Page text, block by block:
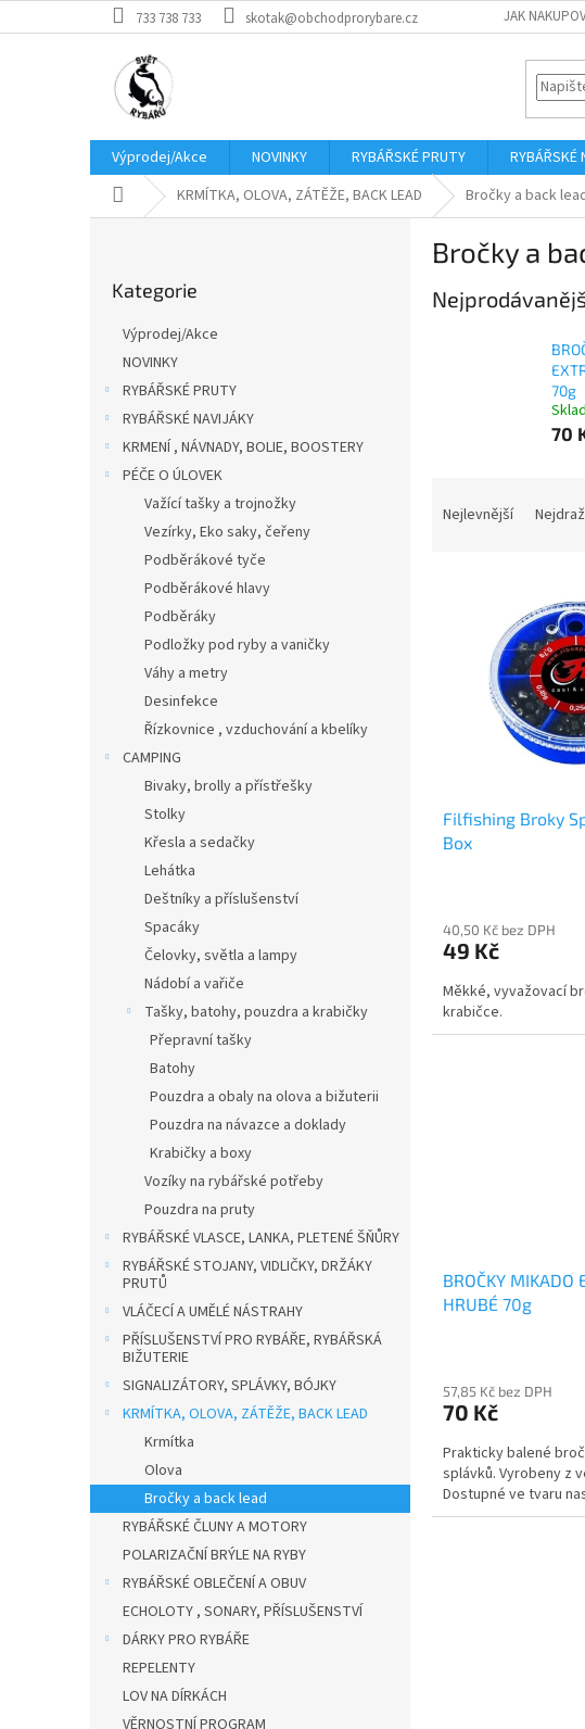
na
733 738 733 skotak@obchodprorybare.cz JAK
Výprodej/Akce NOVINKY RYBÁŘSKÉ PRUTY RYBÁŘSKÉ
Domů KRMÍTKA, OLOVA, ZÁTĚŽE, BACK LEAD Bročky a back
kategorie
Kategorie
Výprodej/Akce
NOVINKY
RYBÁŘSKÉ PRUTY
RYBÁŘSKÉ NAVIJÁKY
KRMENÍ , NÁVNADY, BOLIE, BOOSTERY
PÉČE O ÚLOVEK
Važící tašky a trojnožky
Vezírky, Eko saky, čeřeny
Podběrákové tyče
Podběrákové hlavy
Podběráky
Podložky pod ryby a vaničky
Váhy a metry
Desinfekce
Řízkovnice , vzduchování a kbelíky
CAMPING
Bivaky, brolly a přístřešky
Stolky
Křesla a sedačky
Lehátka
Deštníky a příslušenství
Spacáky
Čelovky, světla a lampy
Nádobí a vařiče
Tašky, batohy, pouzdra a krabičky
Přepravní tašky
Batohy
Pouzdra a obaly na olova a bižuterii
Pouzdra na návazce a doklady
Krabičky a boxy
Vozíky na rybářské potřeby
Pouzdra na pruty
RYBÁŘSKÉ VLASCE, LANKA, PLETENÉ ŠŇŮRY
RYBÁŘSKÉ STOJANY, VIDLIČKY, DRŽÁKY
PRUTŮ
VLÁČECÍ A UMĚLÉ NÁSTRAHY
PŘÍSLUŠENSTVÍ PRO RYBÁŘE, RYBÁŘSKÁ
BIŽUTERIE
SIGNALIZÁTORY, SPLÁVKY, BÓJKY
KRMÍTKA, OLOVA, ZÁTĚŽE, BACK LEAD
Krmítka
Olova
Bročky a back lead
RYBÁŘSKÉ ČLUNY A MOTORY
POLARIZAČNÍ BRÝLE NA RYBY
RYBÁŘSKÉ OBLEČENÍ A OBUV
ECHOLOTY , SONARY, PŘÍSLUŠENSTVÍ
DÁRKY PRO RYBÁŘE
REPELENTY
LOV NA DÍRKÁCH
VĚRNOSTNÍ PROGRAM
Bročky a
70g
70
Nejlevnější
Filfishing Broky
Box
40,50 Kč bez DPH
49 Kč
Měkké, vyvažovací
krabičce.
BROČKY MIKADO
HRUBÉ 70g
57,85 Kč bez DPH
70 Kč
Prakticky balené
splávků. Vyrobeny z
Dostupné ve tvaru